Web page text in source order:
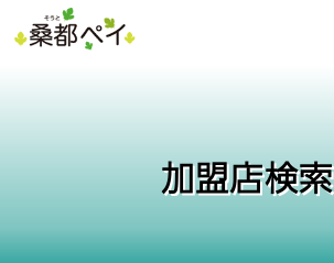
ン
プ
加盟店検索